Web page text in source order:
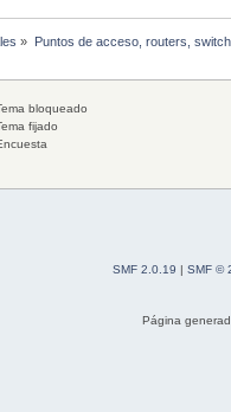
» Puntos de acceso, routers,
bloqueado
fijado
SMF 2.0.19 | SMF ©
Página